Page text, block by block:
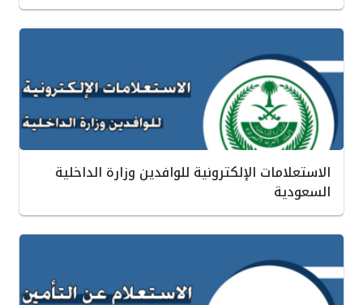
الاستعلامات الإلكترونية للوافدين وزارة الداخلية
السعودية